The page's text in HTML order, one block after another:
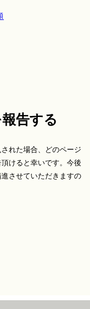
告する
れた場合、どのページ
けると幸いです。今後
させていただきますの